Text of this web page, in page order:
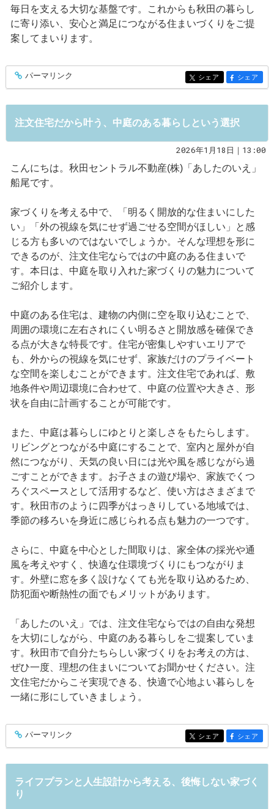
毎日を支える大切な基盤です。これからも秋田の暮らし
に寄り添い、安心と満足につながる住まいづくりをご提
案してまいります。
entry561
パーマリンク entry561
シェア entry561
シェア
注文住宅だから叶う、中庭のある暮らしという選択
2026年1月18日｜13:00
こんにちは。秋田セントラル不動産(株)「あしたのいえ」
船尾です。
家づくりを考える中で、「明るく開放的な住まいにした
い」「外の視線を気にせず過ごせる空間がほしい」と感
じる方も多いのではないでしょうか。そんな理想を形に
できるのが、注文住宅ならではの中庭のある住まいで
す。本日は、中庭を取り入れた家づくりの魅力について
ご紹介します。
中庭のある住宅は、建物の内側に空を取り込むことで、
周囲の環境に左右されにくい明るさと開放感を確保でき
る点が大きな特長です。住宅が密集しやすいエリアで
も、外からの視線を気にせず、家族だけのプライベート
な空間を楽しむことができます。注文住宅であれば、敷
地条件や周辺環境に合わせて、中庭の位置や大きさ、形
状を自由に計画することが可能です。
また、中庭は暮らしにゆとりと楽しさをもたらします。
リビングとつながる中庭にすることで、室内と屋外が自
然につながり、天気の良い日には光や風を感じながら過
ごすことができます。お子さまの遊び場や、家族でくつ
ろぐスペースとして活用するなど、使い方はさまざまで
す。秋田市のように四季がはっきりしている地域では、
季節の移ろいを身近に感じられる点も魅力の一つです。
さらに、中庭を中心とした間取りは、家全体の採光や通
風を考えやすく、快適な住環境づくりにもつながりま
す。外壁に窓を多く設けなくても光を取り込めるため、
防犯面や断熱性の面でもメリットがあります。
「あしたのいえ」では、注文住宅ならではの自由な発想
を大切にしながら、中庭のある暮らしをご提案していま
す。秋田市で自分たちらしい家づくりをお考えの方は、
ぜひ一度、理想の住まいについてお聞かせください。注
文住宅だからこそ実現できる、快適で心地よい暮らしを
一緒に形にしていきましょう。
entry560
パーマリンク entry560
シェア entry560
シェア
ライフプランと人生設計から考える、後悔しない家づく
り